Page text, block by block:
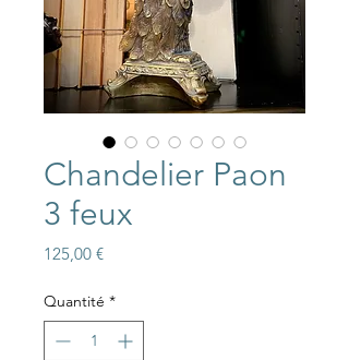
Chandelier Paon
3 feux
125,00 €Prix
Quantité *